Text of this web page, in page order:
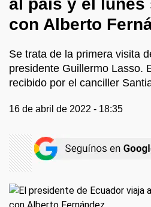
al país y el lunes
con Alberto
Se trata de la primera visita
presidente Guillermo Lasso.
recibido por el canciller
16 de abril de 2022 - 18:35